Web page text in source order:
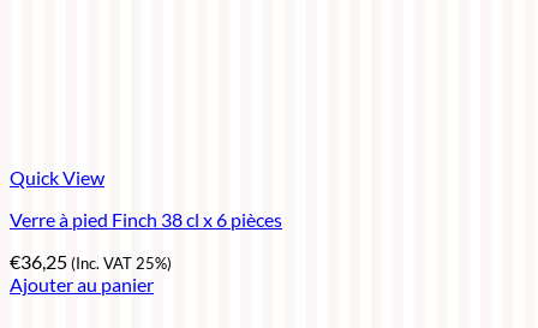
Quick View
Verre à pied Finch 38 cl x 6 pièces
€36,25(Inc. VAT 25%)
Ajouter au panier